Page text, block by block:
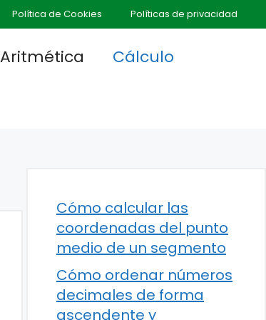
Política de Cookies Políticas de privacidad
Aritmética
Cálculo
Cómo calcular las
coordenadas del punto
medio de un segmento
Cómo ordenar números
decimales de forma
ascendente y